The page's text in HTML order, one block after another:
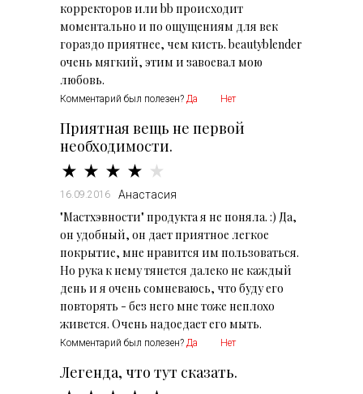
корректоров или bb происходит
моментально и по ощущениям для век
гораздо приятнее, чем кисть. beautyblender
очень мягкий, этим и завоевал мою
любовь.
Комментарий был полезен? Да Нет
Приятная вещь не первой
необходимости.
16.09.2016 Анастасия
"Мастхэвности" продукта я не поняла. :) Да,
он удобный, он дает приятное легкое
покрытие, мне нравится им пользоваться.
Но рука к нему тянется далеко не каждый
день и я очень сомневаюсь, что буду его
повторять - без него мне тоже неплохо
живется. Очень надоедает его мыть.
Комментарий был полезен? Да Нет
Легенда, что тут сказать.